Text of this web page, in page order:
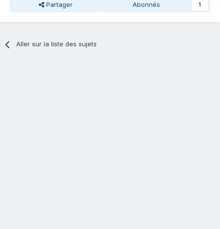
Partager Abonnés 1
Aller sur la liste des sujets